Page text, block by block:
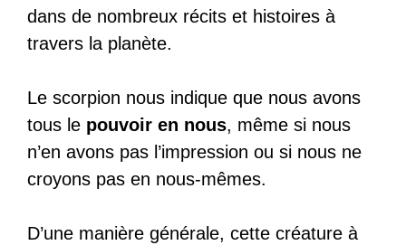
dans de nombreux récits et histoires à
travers la planète.
Le scorpion nous indique que nous avons
tous le pouvoir en nous, même si nous
n’en avons pas l’impression ou si nous ne
croyons pas en nous-mêmes.
D’une manière générale, cette créature à